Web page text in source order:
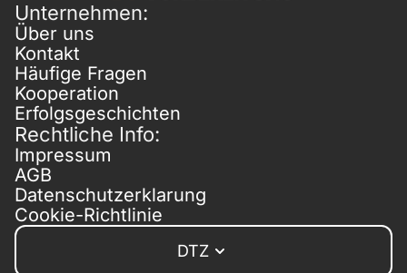
Unternehmen:
Über uns
Kontakt
Häufige Fragen
Kooperation
Erfolgsgeschichten
Rechtliche Info:
Impressum
AGB
Datenschutzerklarung
Cookie-Richtlinie
DTZ